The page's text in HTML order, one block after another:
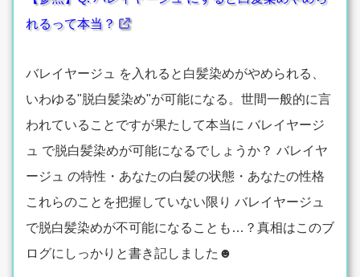
れるって本当？
バレイヤージュ を入れると白髪染めがやめられる、
いわゆる"脱白髪染め"が可能になる。世間一般的に言
われていることですが果たして本当に バレイヤージ
ュ で脱白髪染めが可能になるでしょうか？ バレイヤ
ージュ の特性・あなたの白髪の状態・あなたの性格
これらのことを把握していない限り バレイヤージュ
で脱白髪染めが不可能になることも…？真相はこのブ
ログにしっかりと書き記しました☻